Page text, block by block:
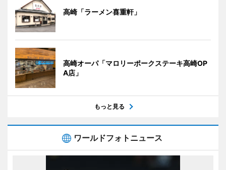
高崎「ラーメン喜重軒」
高崎オーパ「マロリーポークステーキ高崎OP
A店」
もっと見る
ワールドフォトニュース